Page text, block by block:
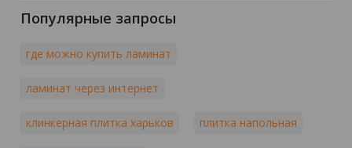
Популярные запросы
где можно купить ламинат
ламинат через интернет
клинкерная плитка харьков плитка напольная